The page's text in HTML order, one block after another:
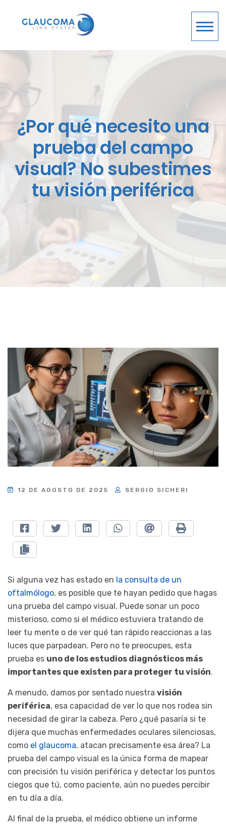
¿Por qué necesito una
prueba del campo
visual? No subestimes
tu visión periférica
12 DE AGOSTO DE 2025 SERGIO SICHERI
Si alguna vez has estado en la consulta de un
oftalmólogo, es posible que te hayan pedido que hagas
una prueba del campo visual. Puede sonar un poco
misterioso, como si el médico estuviera tratando de
leer tu mente o de ver qué tan rápido reaccionas a las
luces que parpadean. Pero no te preocupes, esta
prueba es uno de los estudios diagnósticos más
importantes que existen para proteger tu visión.
A menudo, damos por sentado nuestra visión
periférica, esa capacidad de ver lo que nos rodea sin
necesidad de girar la cabeza. Pero ¿qué pasaría si te
dijera que muchas enfermedades oculares silenciosas,
como el glaucoma, atacan precisamente esa área? La
prueba del campo visual es la única forma de mapear
con precisión tu visión periférica y detectar los puntos
ciegos que tú, como paciente, aún no puedes percibir
en tu día a día.
Al final de la prueba, el médico obtiene un informe